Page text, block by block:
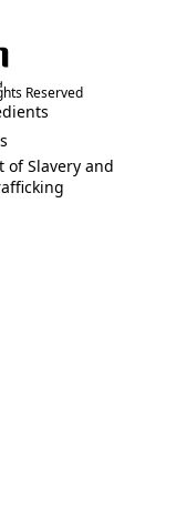
Reserved
new tab)
new tab)
of Slavery and
new tab)